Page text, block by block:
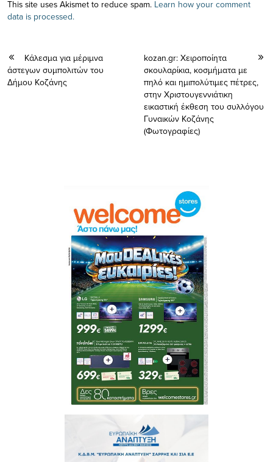
This site uses Akismet to reduce spam. Learn how your comment
data is processed.
Κάλεσμα για μέριμνα
άστεγων συμπολιτών του
Δήμου Κοζάνης
kozan.gr: Χειροποίητα
σκουλαρίκια, κοσμήματα με
πηλό και ημιπολύτιμες πέτρες,
στην Χριστουγεννιάτικη
εικαστική έκθεση του συλλόγου
Γυναικών Κοζάνης
(Φωτογραφίες)